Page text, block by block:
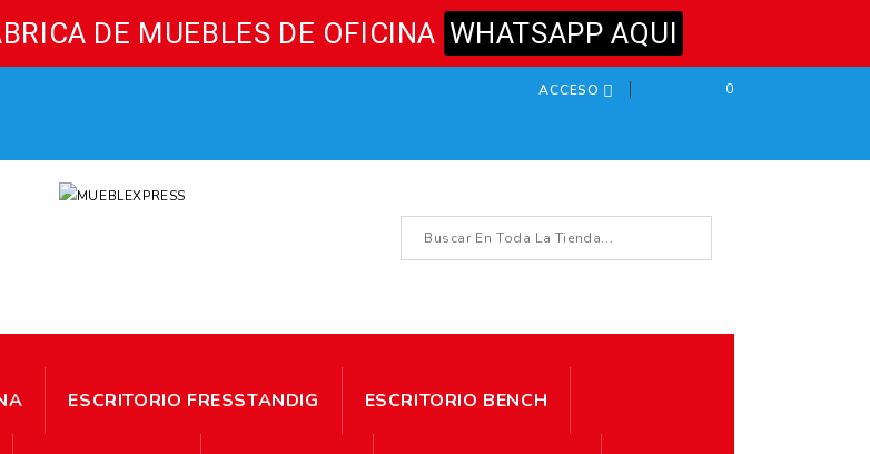
DE MUEBLES DE OFICINA WHATSAPP AQUI
ACCESO  0
ESCRITORIO FRESSTANDIG ESCRITORIO BENCH